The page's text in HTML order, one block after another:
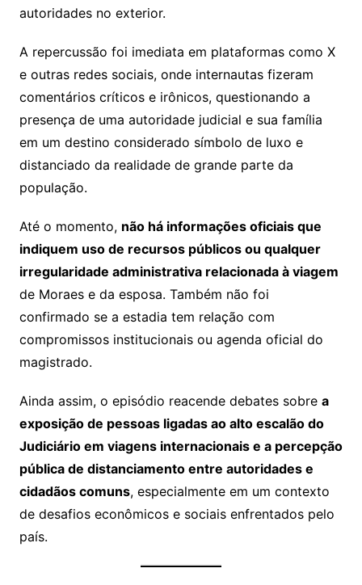
autoridades no exterior.
A repercussão foi imediata em plataformas como X
e outras redes sociais, onde internautas fizeram
comentários críticos e irônicos, questionando a
presença de uma autoridade judicial e sua família
em um destino considerado símbolo de luxo e
distanciado da realidade de grande parte da
população.
Até o momento, não há informações oficiais que
indiquem uso de recursos públicos ou qualquer
irregularidade administrativa relacionada à viagem
de Moraes e da esposa. Também não foi
confirmado se a estadia tem relação com
compromissos institucionais ou agenda oficial do
magistrado.
Ainda assim, o episódio reacende debates sobre a
exposição de pessoas ligadas ao alto escalão do
Judiciário em viagens internacionais e a percepção
pública de distanciamento entre autoridades e
cidadãos comuns, especialmente em um contexto
de desafios econômicos e sociais enfrentados pelo
país.